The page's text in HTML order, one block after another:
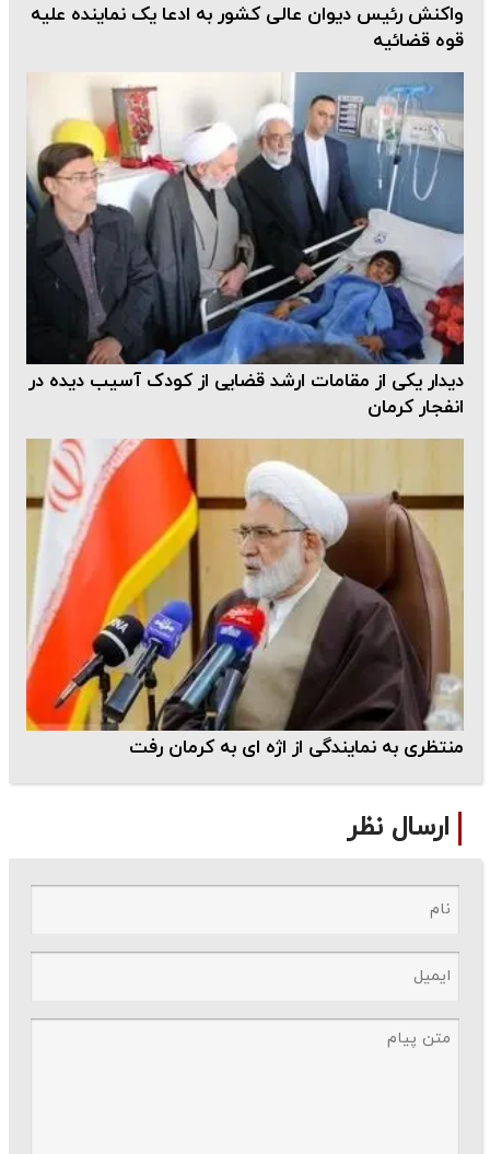
واکنش رئیس دیوان عالی کشور به ادعا یک‌ نماینده علیه
قوه قضائیه
دیدار یکی از مقامات ارشد قضایی از کودک آسیب دیده در
انفجار کرمان
منتظری به نمایندگی از اژه ای به کرمان رفت
ارسال نظر